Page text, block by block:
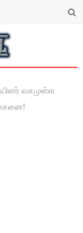
வசமுள்ள